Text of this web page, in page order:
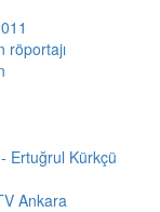
röportajı
- Ertuğrul Kürkçü
Ankara